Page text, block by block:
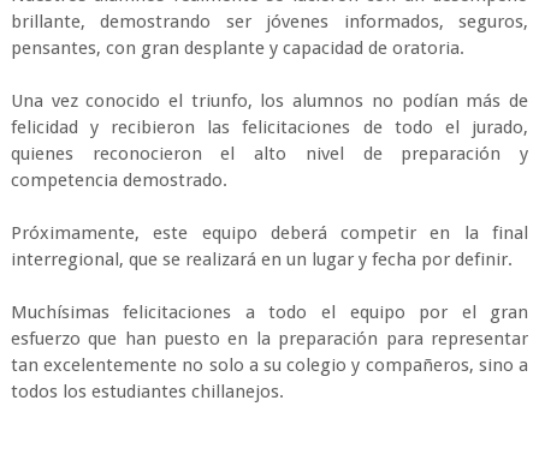
brillante, demostrando ser jóvenes informados, seguros,
pensantes, con gran desplante y capacidad de oratoria.
Una vez conocido el triunfo, los alumnos no podían más de
felicidad y recibieron las felicitaciones de todo el jurado,
quienes reconocieron el alto nivel de preparación y
competencia demostrado.
Próximamente, este equipo deberá competir en la final
interregional, que se realizará en un lugar y fecha por definir.
Muchísimas felicitaciones a todo el equipo por el gran
esfuerzo que han puesto en la preparación para representar
tan excelentemente no solo a su colegio y compañeros, sino a
todos los estudiantes chillanejos.